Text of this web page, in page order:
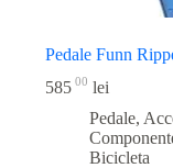
Pedale Funn
585 00 lei
Pedale,
Bicicleta